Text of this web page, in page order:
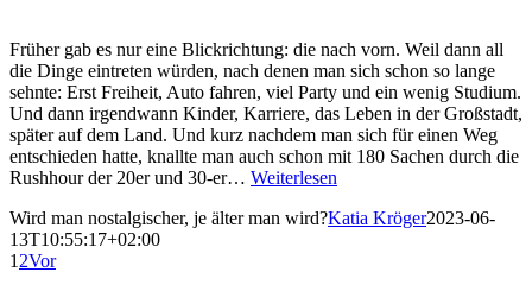
Früher gab es nur eine Blickrichtung: die nach vorn. Weil dann all
die Dinge eintreten würden, nach denen man sich schon so lange
sehnte: Erst Freiheit, Auto fahren, viel Party und ein wenig Studium.
Und dann irgendwann Kinder, Karriere, das Leben in der Großstadt,
später auf dem Land. Und kurz nachdem man sich für einen Weg
entschieden hatte, knallte man auch schon mit 180 Sachen durch die
Rushhour der 20er und 30-er… Weiterlesen
Wird man nostalgischer, je älter man wird?Katia Kröger2023-06-
13T10:55:17+02:00
1 2Vor